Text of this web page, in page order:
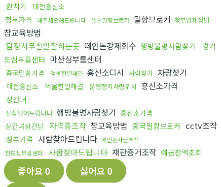
환치기 대전흥신소
청부가격 해주세요해드립니다 일본밀항브로커 밀항브로커 청부업체상담
참교육방법
탐정사무실일잘하는곳 떼인돈강제회수 행방불명사람찾기
경기
도심부름센터 마산심부름센터
중국밀항가격 억울한일해결 흥신소디시 사람찾기 차량찾기
대전흥신소 억울한일해결 운행정지차량위치 흥신소가격
상간녀
신상털어드립니다 행방불명사람찾기 흥신소가격
상간녀상간남
자격증조작 참교육방법 중국밀항브로커 cctv조작
청부가격 사람찾아드립니다 떼인돈자금추적
진도심부름센터
사람찾아드립니다 재판증거조작 예금잔액조회
좋아요 0 싫어요 0